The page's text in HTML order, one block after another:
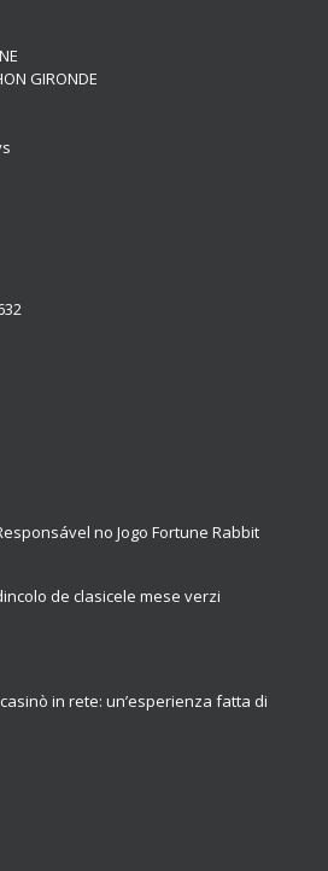
GIRONDE
no Jogo Fortune Rabbit
de clasicele mese verzi
in rete: un’esperienza fatta di